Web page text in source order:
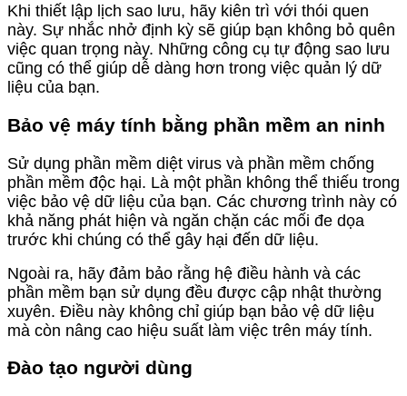
Khi thiết lập lịch sao lưu, hãy kiên trì với thói quen
này. Sự nhắc nhở định kỳ sẽ giúp bạn không bỏ quên
việc quan trọng này. Những công cụ tự động sao lưu
cũng có thể giúp dễ dàng hơn trong việc quản lý dữ
liệu của bạn.
Bảo vệ máy tính bằng phần mềm an ninh
Sử dụng phần mềm diệt virus và phần mềm chống
phần mềm độc hại. Là một phần không thể thiếu trong
việc bảo vệ dữ liệu của bạn. Các chương trình này có
khả năng phát hiện và ngăn chặn các mối đe dọa
trước khi chúng có thể gây hại đến dữ liệu.
Ngoài ra, hãy đảm bảo rằng hệ điều hành và các
phần mềm bạn sử dụng đều được cập nhật thường
xuyên. Điều này không chỉ giúp bạn bảo vệ dữ liệu
mà còn nâng cao hiệu suất làm việc trên máy tính.
Đào tạo người dùng